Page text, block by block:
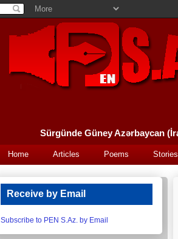
Home Articles Poems Stories
Receive by Email
Subscribe to PEN S.Az. by Email